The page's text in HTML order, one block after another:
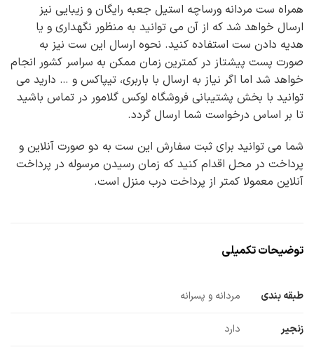
همراه ست مردانه ورساچه استیل جعبه رایگان و زیبایی نیز
ارسال خواهد شد که از آن می توانید به منظور نگهداری و یا
هدیه دادن ست استفاده کنید. نحوه ارسال این ست نیز به
صورت پست پیشتاز در کمترین زمان ممکن به سراسر کشور انجام
خواهد شد اما اگر نیاز به ارسال با باربری، تیپاکس و … دارید می
توانید با بخش پشتیبانی فروشگاه لوکس گلامور در تماس باشید
تا بر اساس درخواست شما ارسال گردد.
شما می توانید برای ثبت سفارش این ست به دو صورت آنلاین و
پرداخت در محل اقدام کنید که زمان رسیدن مرسوله در پرداخت
آنلاین معمولا کمتر از پرداخت درب منزل است.
توضیحات تکمیلی
طبقه بندی مردانه و پسرانه
زنجیر دارد